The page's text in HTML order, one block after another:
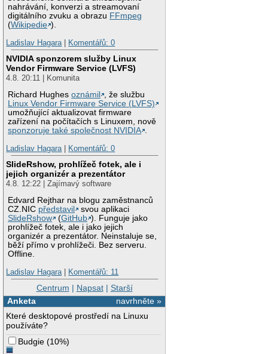
nahrávání, konverzi a streamovaní
digitálního zvuku a obrazu FFmpeg
(Wikipedie ).
Ladislav Hagara| Komentářů: 0
NVIDIA sponzorem služby Linux
Vendor Firmware Service (LVFS)
4.8. 20:11 | Komunita
Richard Hughesoznámil
, že službu
Linux Vendor Firmware Service (LVFS)
umožňující aktualizovat firmware
zařízení na počítačích s Linuxem, nově
sponzoruje také společnost NVIDIA .
Ladislav Hagara| Komentářů: 0
SlideRshow, prohlížeč fotek, ale i
jejich organizér a prezentátor
4.8. 12:22 | Zajímavý software
Edvard Rejthar na blogu zaměstnanců
CZ.NIC představil
svou aplikaci
SlideRshow
(GitHub ). Funguje jako
prohlížeč fotek, ale i jako jejich
organizér a prezentátor. Neinstaluje se,
běží přímo v prohlížeči. Bez serveru.
Offline.
Ladislav Hagara| Komentářů: 11
Centrum | Napsat| Starší
navrhněte »
Anketa
Které desktopové prostředí na Linuxu
používáte?
Budgie (10%)